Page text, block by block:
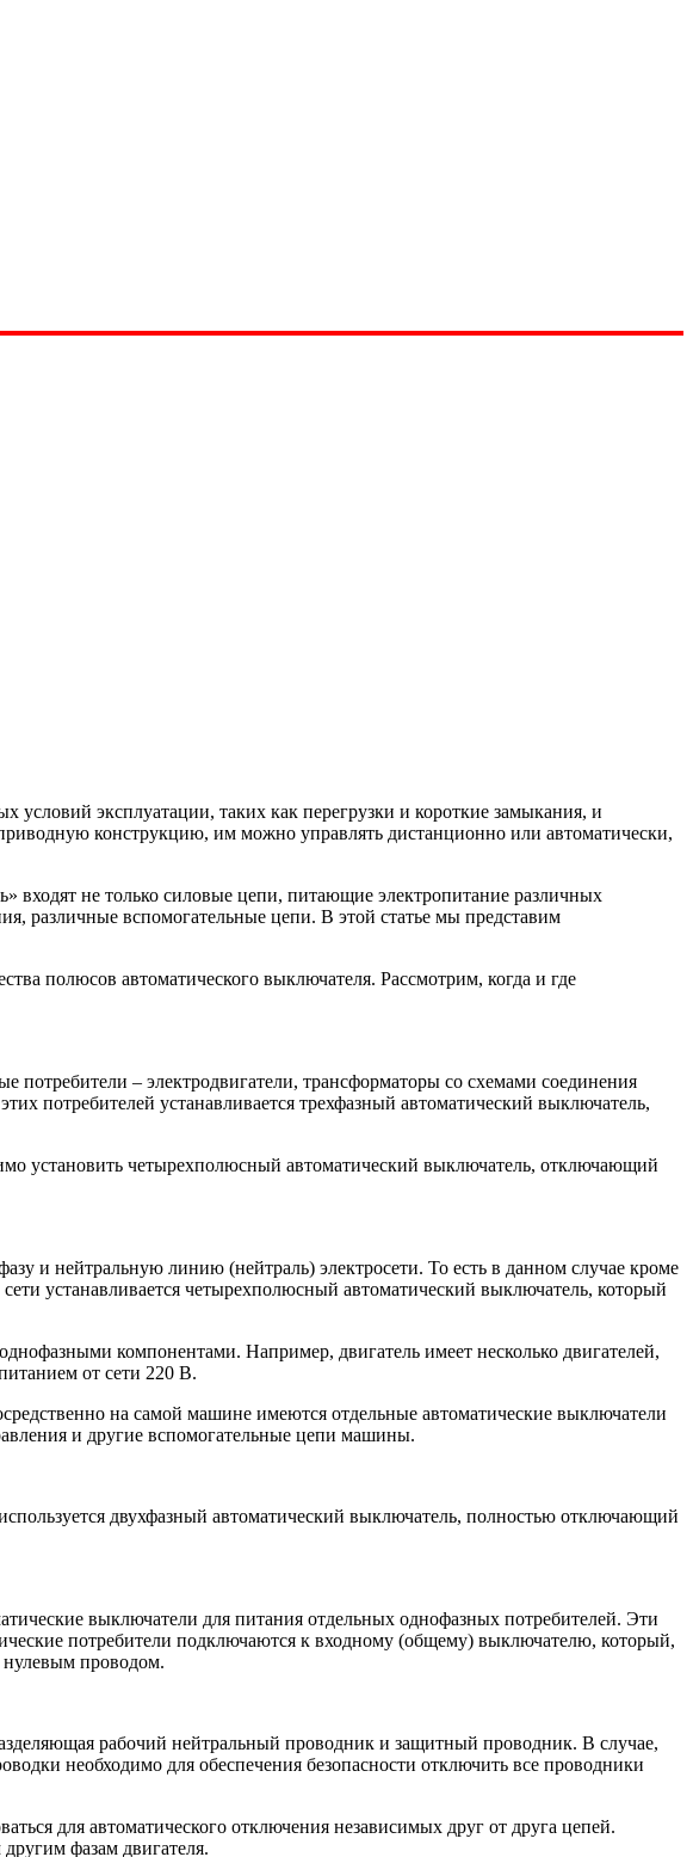
условий эксплуатации, таких как перегрузки и короткие замыкания, и
конструкцию, им можно управлять дистанционно или автоматически,
входят не только силовые цепи, питающие электропитание различных
различные вспомогательные цепи. В этой статье мы представим
полюсов автоматического выключателя. Рассмотрим, когда и где
потребители – электродвигатели, трансформаторы со схемами соединения
потребителей устанавливается трехфазный автоматический выключатель,
установить четырехполюсный автоматический выключатель, отключающий
и нейтральную линию (нейтраль) электросети. То есть в данном случае кроме
устанавливается четырехполюсный автоматический выключатель, который
компонентами. Например, двигатель имеет несколько двигателей,
от сети 220 В.
на самой машине имеются отдельные автоматические выключатели
и другие вспомогательные цепи машины.
двухфазный автоматический выключатель, полностью отключающий
выключатели для питания отдельных однофазных потребителей. Эти
потребители подключаются к входному (общему) выключателю, который,
нулевым проводом.
рабочий нейтральный проводник и защитный проводник. В случае,
необходимо для обеспечения безопасности отключить все проводники
для автоматического отключения независимых друг от друга цепей.
фазам двигателя.